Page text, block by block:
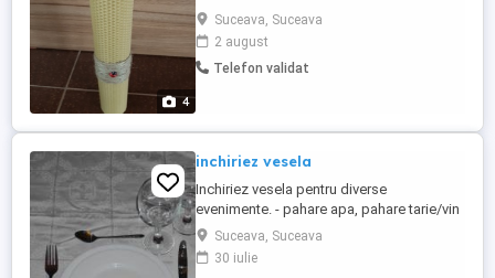
4
placut, cu următoarele dimensiuni:
Înălțime 41cm grosimea 2,5cm =15lei
Înălțime 41cm grosimea 3,5cm =30lei
Înălțime 41cm grosimea 4,5cm =50lei
Suceava, Suceava
2 august
Telefon validat
inchiriez vesela
Inchiriez vesela pentru diverse
evenimente. - pahare apa, pahare tarie/vin
- set lingurita, furculita, cutit - farfurie
medie si mare , albe opal scaune albe la
cerere
Suceava, Suceava
30 iulie